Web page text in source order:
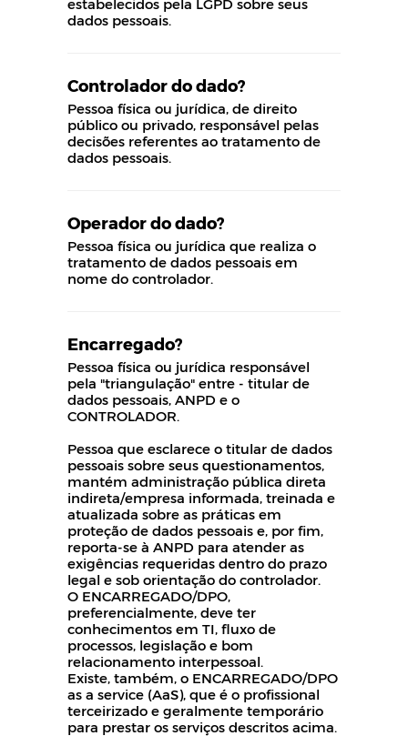
estabelecidos pela LGPD sobre seus
dados pessoais.
Controlador do dado?
Pessoa física ou jurídica, de direito
público ou privado, responsável pelas
decisões referentes ao tratamento de
dados pessoais.
Operador do dado?
Pessoa física ou jurídica que realiza o
tratamento de dados pessoais em
nome do controlador.
Encarregado?
Pessoa física ou jurídica responsável
pela "triangulação" entre - titular de
dados pessoais, ANPD e o
CONTROLADOR.
Pessoa que esclarece o titular de dados
pessoais sobre seus questionamentos,
mantém administração pública direta
indireta/empresa informada, treinada e
atualizada sobre as práticas em
proteção de dados pessoais e, por fim,
reporta-se à ANPD para atender as
exigências requeridas dentro do prazo
legal e sob orientação do controlador.
O ENCARREGADO/DPO,
preferencialmente, deve ter
conhecimentos em TI, fluxo de
processos, legislação e bom
relacionamento interpessoal.
Existe, também, o ENCARREGADO/DPO
as a service (AaS), que é o profissional
terceirizado e geralmente temporário
para prestar os serviços descritos acima.